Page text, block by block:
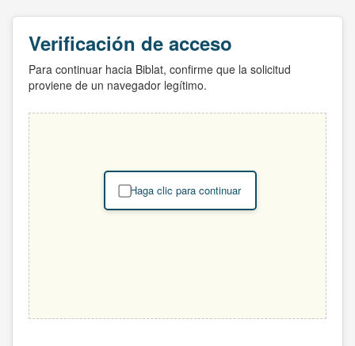
Verificación de acceso
Para continuar hacia Biblat, confirme que la solicitud
proviene de un navegador legítimo.
Haga clic para continuar